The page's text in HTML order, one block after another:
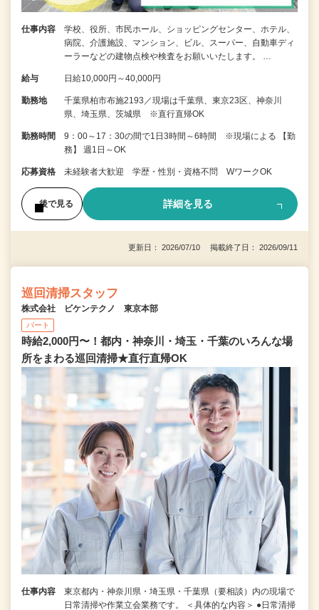
仕事内容
学校、役所、市民ホール、ショッピングセンター、ホテル、
病院、介護施設、マンション、ビル、スーパー、自動車ディ
ーラーなどの建物点検や検査をお願いいたします。 …
給与 日給10,000円～40,000円
勤務地
千葉県柏市布施2193／現場は千葉県、東京23区、神奈川
県、埼玉県、茨城県 ※直行直帰OK
勤務時間
9：00～17：30の間で1日3時間～6時間 ※現場による 【勤
務】 週1日～OK
応募資格 未経験者大歓迎 学歴・性別・資格不問 WワークOK
後で見る 詳細を見る
更新日： 2026/07/10 掲載終了日： 2026/09/11
巡回清掃スタッフ
株式会社 ビケンテクノ 東京本部
パート
時給2,000円〜！都内・神奈川・埼玉・千葉のいろんな場
所をまわる巡回清掃★直行直帰OK
仕事内容
東京都内・神奈川県・埼玉県・千葉県（要相談）内の現場で
日常清掃や作業立会業務です。 ＜具体的な内容＞ ●日常清掃